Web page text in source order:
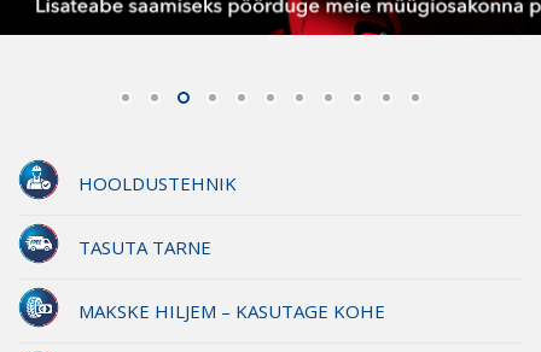
HOOLDUSTEHNIK
TASUTA TARNE
MAKSKE HILJEM – KASUTAGE KOHE